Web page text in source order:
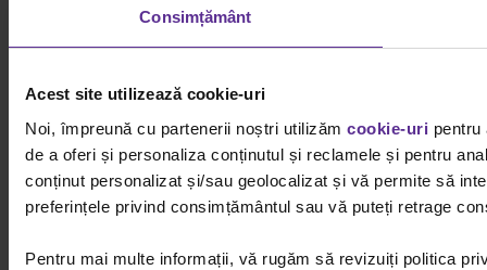
Consimțământ
Acest site utilizează cookie-uri
Noi, împreună cu partenerii noștri utilizăm cookie-uri
de a oferi și personaliza conținutul și reclamele și pentru
conținut personalizat și/sau geolocalizat și vă permite să
preferințele privind consimțământul sau vă puteți retrage
Pentru mai multe informații, vă rugăm să revizuiți politica